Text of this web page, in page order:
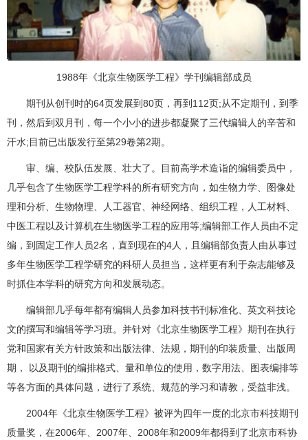
1988年《北京生物医学工程》学刊编辑部成员
期刊从创刊时的64页发展到80页，再到112页;从不定期刊，到季
刊，然后到双月刊，每一个小小的进步都凝聚了三代编辑人的辛苦和
汗水;目前已出版发行至第29卷第2期。
审、编、校队伍发展、壮大了。目前高学术造诣的编辑委员中，
几乎包含了生物医学工程学科的所有研究方向，如生物力学、图像处
理和分析、生物物理、人工器官、神经网络、组织工程，人工材料、
中医工程以及计算机在生物医学工程的应用等;编辑部工作人员由不定
编，到固定工作人员2名，直到现在的4人，且编辑部负责人由从事过
多年生物医学工程学研究的科研人员担当，这样更有利于杂志能够及
时抓住本学科的研究方向和发展动态。
编辑部几乎每年都有编辑人员参加科技书刊标准化、英文科技论
文的撰写和编辑等学习班。并针对《北京生物医学工程》期刊在执行
党和国家有关方针政策和出版法律、法规，期刊的印装质量、出版周
期， 以及期刊的编排格式、量和单位的使用，数字用法、图表编排等
等各方面的具体问题，进行了系统、规范的学习和请教，受益非浅。
2004年《北京生物医学工程》被评为四年一度的北京市科技期刊
质量奖，在2006年、2007年、2008年和2009年都得到了北京市科协